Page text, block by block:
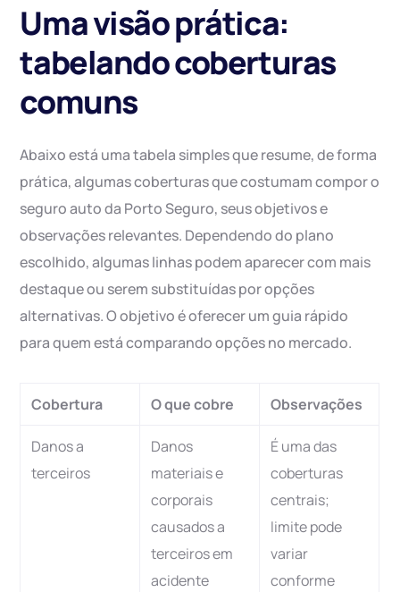
Uma visão prática:
tabelando coberturas
comuns
Abaixo está uma tabela simples que resume, de forma
prática, algumas coberturas que costumam compor o
seguro auto da Porto Seguro, seus objetivos e
observações relevantes. Dependendo do plano
escolhido, algumas linhas podem aparecer com mais
destaque ou serem substituídas por opções
alternativas. O objetivo é oferecer um guia rápido
para quem está comparando opções no mercado.
Cobertura O que cobre Observações
Danos a
terceiros
Danos
materiais e
corporais
causados a
terceiros em
acidente
É uma das
coberturas
centrais;
limite pode
variar
conforme